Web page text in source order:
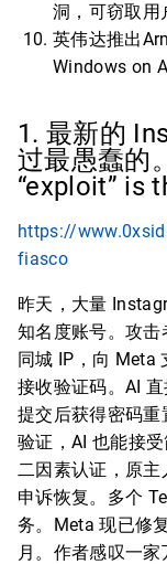
洞，可窃取用
英伟达推出
Windows on
1. 最新的
过最愚蠢的
“exploit” is
https://
fiasco
昨天，大量
知名度账号。攻
同城 IP，向 Meta
接收验证码。AI
提交后获得密码
验证，AI 也能接
二因素认证，原
申诉恢复。多个
务。Meta 现已修
月。作者感叹一